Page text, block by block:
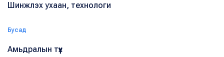
Шинжлэх ухаан, технологи
Бусад
Амьдралын түүх